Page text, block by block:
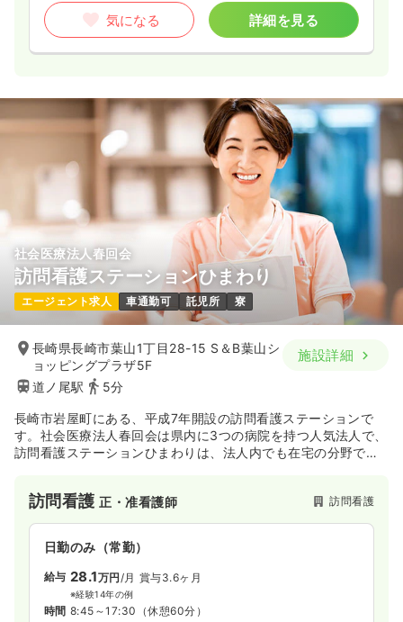
気になる 詳細を見る
社会医療法人春回会
訪問看護ステーションひまわり
エージェント求人 車通勤可 託児所 寮
長崎県長崎市葉山1丁目28-15 S＆B葉山シ
ョッピングプラザ5F
道ノ尾駅
5分
施設詳細
長崎市岩屋町にある、平成7年開設の訪問看護ステーションで
す。社会医療法人春回会は県内に3つの病院を持つ人気法人で、
訪問看護ステーションひまわりは、法人内でも在宅の分野で地
訪問看護正・准看護師 訪問看護
日勤のみ（常勤）
給与 28.1万円/月 賞与3.6ヶ月
※経験14年の例
時間 8:45～17:30 （休憩60分）